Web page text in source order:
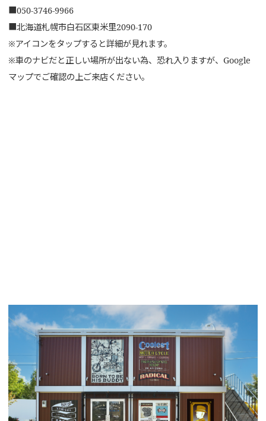
■050-3746-9966
■北海道札幌市白石区東米里2090-170
※アイコンをタップすると詳細が見れます。
※車のナビだと正しい場所が出ない為、恐れ入りますが、Google
マップでご確認の上ご来店ください。